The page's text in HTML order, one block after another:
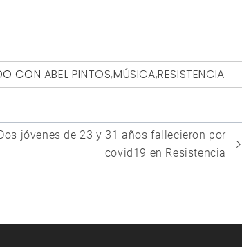
CON ABEL PINTOS,MÚSICA,RESISTENCIA
jóvenes de 23 y 31 años fallecieron por
covid19 en Resistencia